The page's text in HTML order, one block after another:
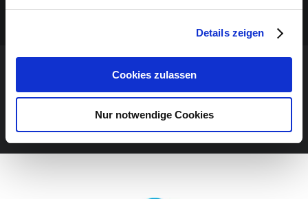
Details zeigen
Cookies zulassen
Nur notwendige Cookies
VERANSTALTUNG VERPASST?
JETZT UNSEREN NEWSLETTER ABONNIEREN